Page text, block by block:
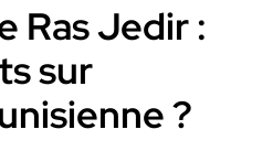
Ras Jedir :
sur
?